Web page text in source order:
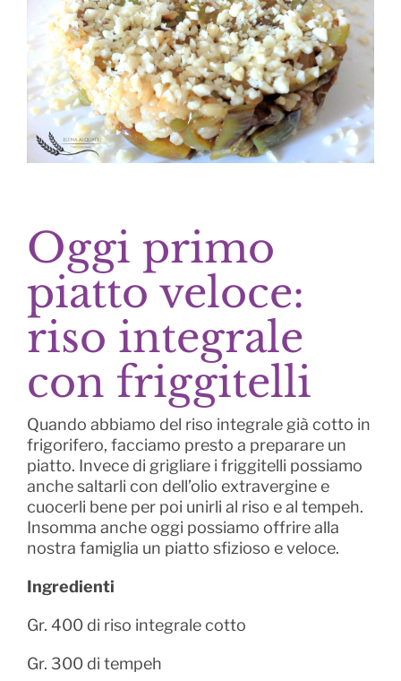
Oggi primo
piatto veloce:
riso integrale
con friggitelli
Quando abbiamo del riso integrale già cotto in
frigorifero, facciamo presto a preparare un
piatto. Invece di grigliare i friggitelli possiamo
anche saltarli con dell’olio extravergine e
cuocerli bene per poi unirli al riso e al tempeh.
Insomma anche oggi possiamo offrire alla
nostra famiglia un piatto sfizioso e veloce.
Ingredienti
Gr. 400 di riso integrale cotto
Gr. 300 di tempeh